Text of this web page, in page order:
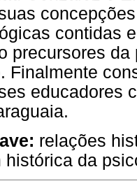
contidas
precursores
Finalmente
educadores
relações
histórica da